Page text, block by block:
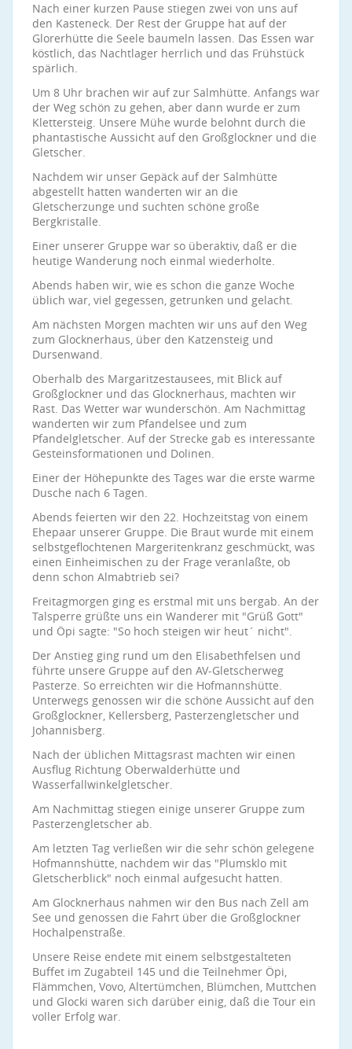
Nach einer kurzen Pause stiegen zwei von uns auf
den Kasteneck. Der Rest der Gruppe hat auf der
Glorerhütte die Seele baumeln lassen. Das Essen war
köstlich, das Nachtlager herrlich und das Frühstück
spärlich.
Um 8 Uhr brachen wir auf zur Salmhütte. Anfangs war
der Weg schön zu gehen, aber dann wurde er zum
Klettersteig. Unsere Mühe wurde belohnt durch die
phantastische Aussicht auf den Großglockner und die
Gletscher.
Nachdem wir unser Gepäck auf der Salmhütte
abgestellt hatten wanderten wir an die
Gletscherzunge und suchten schöne große
Bergkristalle.
Einer unserer Gruppe war so überaktiv, daß er die
heutige Wanderung noch einmal wiederholte.
Abends haben wir, wie es schon die ganze Woche
üblich war, viel gegessen, getrunken und gelacht.
Am nächsten Morgen machten wir uns auf den Weg
zum Glocknerhaus, über den Katzensteig und
Dursenwand.
Oberhalb des Margaritzestausees, mit Blick auf
Großglockner und das Glocknerhaus, machten wir
Rast. Das Wetter war wunderschön. Am Nachmittag
wanderten wir zum Pfandelsee und zum
Pfandelgletscher. Auf der Strecke gab es interessante
Gesteinsformationen und Dolinen.
Einer der Höhepunkte des Tages war die erste warme
Dusche nach 6 Tagen.
Abends feierten wir den 22. Hochzeitstag von einem
Ehepaar unserer Gruppe. Die Braut wurde mit einem
selbstgeflochtenen Margeritenkranz geschmückt, was
einen Einheimischen zu der Frage veranlaßte, ob
denn schon Almabtrieb sei?
Freitagmorgen ging es erstmal mit uns bergab. An der
Talsperre grüßte uns ein Wanderer mit "Grüß Gott"
und Öpi sagte: "So hoch steigen wir heut´ nicht".
Der Anstieg ging rund um den Elisabethfelsen und
führte unsere Gruppe auf den AV-Gletscherweg
Pasterze. So erreichten wir die Hofmannshütte.
Unterwegs genossen wir die schöne Aussicht auf den
Großglockner, Kellersberg, Pasterzengletscher und
Johannisberg.
Nach der üblichen Mittagsrast machten wir einen
Ausflug Richtung Oberwalderhütte und
Wasserfallwinkelgletscher.
Am Nachmittag stiegen einige unserer Gruppe zum
Pasterzengletscher ab.
Am letzten Tag verließen wir die sehr schön gelegene
Hofmannshütte, nachdem wir das "Plumsklo mit
Gletscherblick" noch einmal aufgesucht hatten.
Am Glocknerhaus nahmen wir den Bus nach Zell am
See und genossen die Fahrt über die Großglockner
Hochalpenstraße.
Unsere Reise endete mit einem selbstgestalteten
Buffet im Zugabteil 145 und die Teilnehmer Öpi,
Flämmchen, Vovo, Altertümchen, Blümchen, Muttchen
und Glocki waren sich darüber einig, daß die Tour ein
voller Erfolg war.